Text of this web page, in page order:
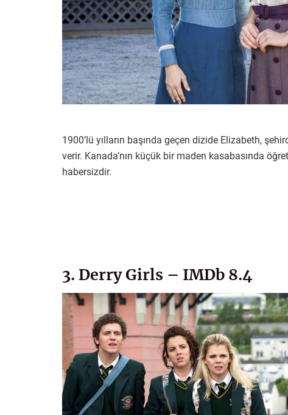
1900’lü yılların başında geçen dizide Elizabeth,
verir. Kanada’nın küçük bir maden kasabasında
habersizdir.
3. Derry Girls – IMDb 8.4